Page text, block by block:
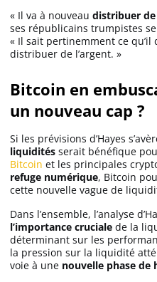
« Il va à nouveau distribuer
ses républicains trumpistes
« Il sait pertinemment ce
distribuer de l’argent. »
Bitcoin en
un nouveau cap ?
Si les prévisions d’Hayes
liquidités serait bénéfique
Bitcoin et les principales
refuge numérique, Bitcoin
cette nouvelle vague de
Dans l’ensemble, l’analyse
l’importance cruciale de la
déterminant sur les
la pression sur la liquidité
voie à une nouvelle phase de